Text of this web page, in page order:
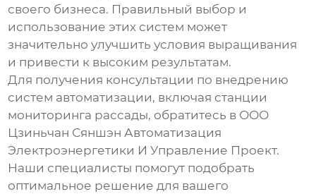
своего бизнеса. Правильный выбор и
использование этих систем может
значительно улучшить условия выращивания
и привести к высоким результатам.
Для получения консультации по внедрению
систем автоматизации, включая станции
мониторинга рассады, обратитесь в ООО
Цзиньчан Сяншэн Автоматизация
Электроэнергетики И Управление Проект.
Наши специалисты помогут подобрать
оптимальное решение для вашего